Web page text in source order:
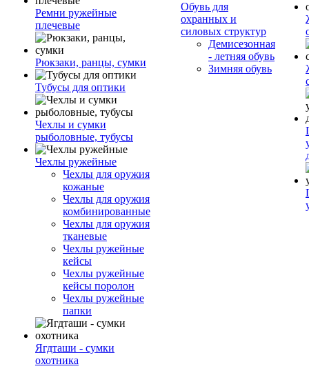
Ремни ружейные
плечевые
Рюкзаки, ранцы, сумки
Тубусы для оптики
Чехлы и сумки
рыболовные, тубусы
Чехлы ружейные
Чехлы для оружия
кожаные
Чехлы для оружия
комбинированные
Чехлы для оружия
тканевые
Чехлы ружейные
кейсы
Чехлы ружейные
кейсы поролон
Чехлы ружейные
папки
Ягдташи - сумки
охотника
Обувь для
охранных и
силовых структур
Демисезонная
- летняя обувь
Зимняя обувь